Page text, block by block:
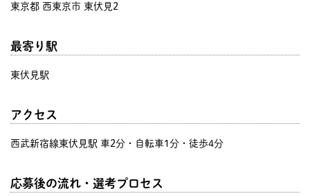
東京都 西東京市 東伏見2
最寄り駅
東伏見駅
アクセス
西武新宿線東伏見駅 車2分・自転車1分・徒歩4分
応募後の流れ・選考プロセス